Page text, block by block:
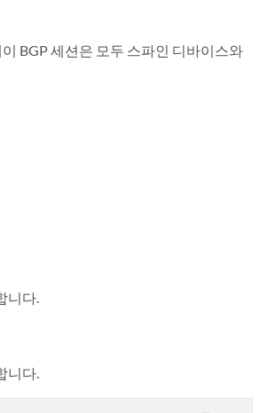
65001       4321       4228       0       0  1d
0
13/37/37/0
1/1/1/0
0
24/37/37/0
BGP 세션은 모두 스파인 디바이스와
니다.
니다.